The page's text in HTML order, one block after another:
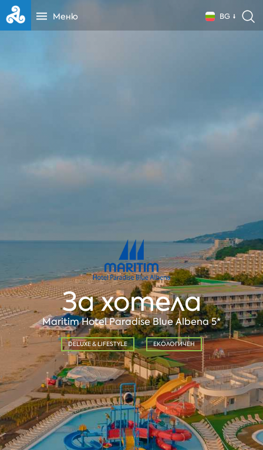
Меню BG
За хотела
Maritim Hotel Paradise Blue Albena 5*
DELUXE & LIFESTYLE ЕКОЛОГИЧЕН